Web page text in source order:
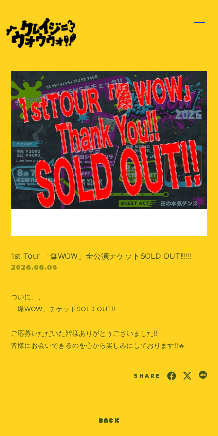
HOME
SCHEDULE PROFILE
VIDEO DISCOGRAPHY
1st Tour 「爆WOW」全公演チケットSOLD OUT!!!!!!
2026.06.06
ついに、、
「爆WOW」チケットSOLD OUT!!
ご応募いただいた皆様ありがとうございました!!
皆様にお会いできるのを心から楽しみにしております!!🔥
SHARE
BACK